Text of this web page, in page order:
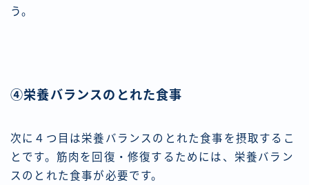
う。
④栄養バランスのとれた食事
次に４つ目は栄養バランスのとれた食事を摂取するこ
とです。筋肉を回復・修復するためには、栄養バラン
スのとれた食事が必要です。